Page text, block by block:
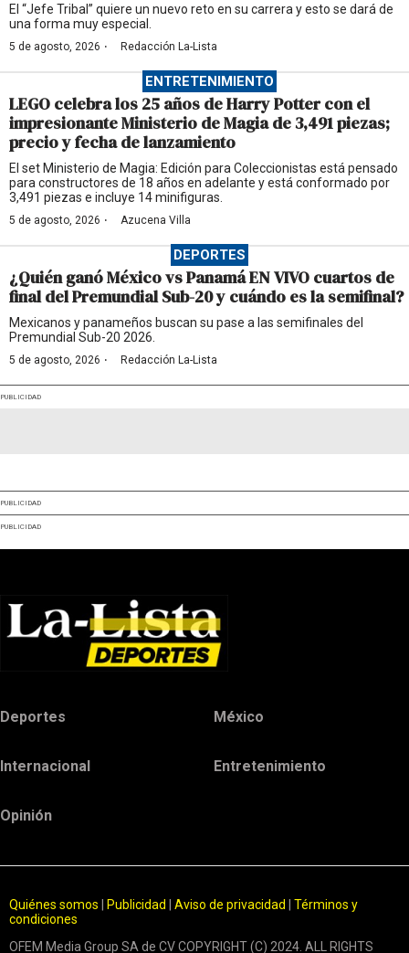
El “Jefe Tribal” quiere un nuevo reto en su carrera y esto se dará de
una forma muy especial.
5 de agosto, 2026 · Redacción La-Lista
ENTRETENIMIENTO
LEGO celebra los 25 años de Harry Potter con el
impresionante Ministerio de Magia de 3,491 piezas;
precio y fecha de lanzamiento
El set Ministerio de Magia: Edición para Coleccionistas está pensado
para constructores de 18 años en adelante y está conformado por
3,491 piezas e incluye 14 minifiguras.
5 de agosto, 2026 · Azucena Villa
DEPORTES
¿Quién ganó México vs Panamá EN VIVO cuartos de
final del Premundial Sub-20 y cuándo es la semifinal?
Mexicanos y panameños buscan su pase a las semifinales del
Premundial Sub-20 2026.
5 de agosto, 2026 · Redacción La-Lista
PUBLICIDAD
PUBLICIDAD
PUBLICIDAD
Deportes México
Internacional Entretenimiento
Opinión
Quiénes somos Publicidad Aviso de privacidad
Términos y
condiciones
OFEM Media Group SA de CV COPYRIGHT (C) 2024. ALL RIGHTS